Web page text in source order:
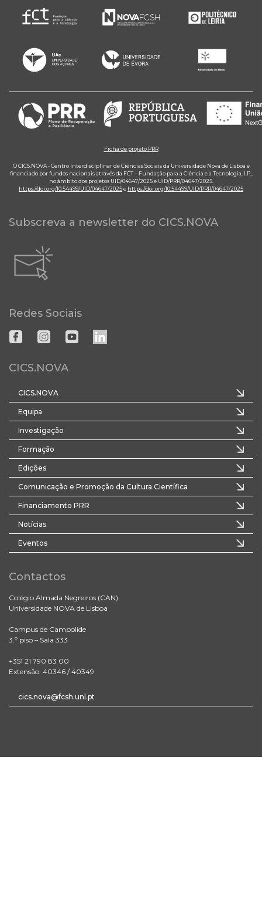
Ficha de projeto PRR
O CICS.NOVA - Centro Interdisciplinar de Ciências Sociais da Universidade Nova de Lisboa é
financiado por fundos nacionais através da FCT – Fundação para a Ciência e a Tecnologia, I.P.,
no âmbito dos projetos UID/04647/2025 e UID/PRR/04647/2025.
https://doi.org/10.54499/UID/04647/2025e https://doi.org/10.54499/UID/PRR/04647/2025
Subscreva a newsletter do CICS.NOVA
Redes Sociais
CICS.NOVA
CICS.NOVA
Equipa
Investigação
Formação
Edições
Comunicação e Promoção da Cultura Científica
Financiamento PRR
Notícias
Eventos
Contactos
Colégio Almada Negreiros (CAN)
Universidade NOVA de Lisboa
Campus de Campolide
3.º piso – Sala 333
+351 21 790 83 00
Extensão: 40346 / 40349
cics.nova@fcsh.unl.pt